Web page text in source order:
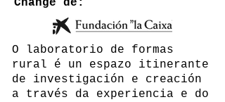
Change de:
O laboratorio de formas
rural é un espazo itinerante
de investigación e creación
a través da experiencia e do